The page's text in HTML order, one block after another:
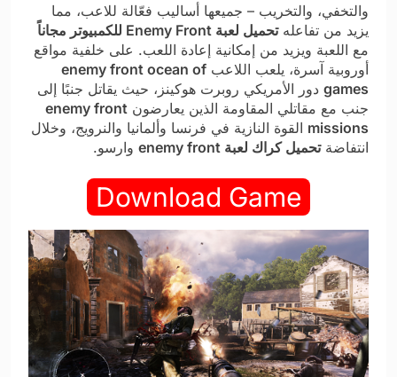
والتخفي، والتخريب – جميعها أساليب فعّالة للاعب، مما
يزيد من تفاعلهتحميل لعبة Enemy Front للكمبيوتر مجاناً
مع اللعبة ويزيد من إمكانية إعادة اللعب. على خلفية مواقع
أوروبية آسرة، يلعب اللاعب enemy front ocean of
games دور الأمريكي روبرت هوكينز، حيث يقاتل جنبًا إلى
جنب مع مقاتلي المقاومة الذين يعارضون enemy front
missions القوة النازية في فرنسا وألمانيا والنرويج، وخلال
انتفاضةتحميل كراك لعبة enemy front وارسو.
Download Game